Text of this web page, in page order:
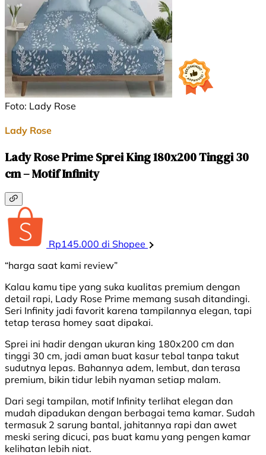
Foto: Lady Rose
Lady Rose
Lady Rose Prime Sprei King 180x200 Tinggi 30
cm – Motif Infinity
Rp145.000 di Shopee
“harga saat kami review”
Kalau kamu tipe yang suka kualitas premium dengan
detail rapi, Lady Rose Prime memang susah ditandingi.
Seri Infinity jadi favorit karena tampilannya elegan, tapi
tetap terasa homey saat dipakai.
Sprei ini hadir dengan ukuran king 180x200 cm dan
tinggi 30 cm, jadi aman buat kasur tebal tanpa takut
sudutnya lepas. Bahannya adem, lembut, dan terasa
premium, bikin tidur lebih nyaman setiap malam.
Dari segi tampilan, motif Infinity terlihat elegan dan
mudah dipadukan dengan berbagai tema kamar. Sudah
termasuk 2 sarung bantal, jahitannya rapi dan awet
meski sering dicuci, pas buat kamu yang pengen kamar
kelihatan lebih niat.